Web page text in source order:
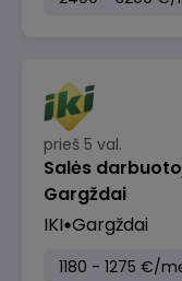
prieš 5 val.
Salės
Gargždai
IKI Gargždai
1180 - 1275 €/